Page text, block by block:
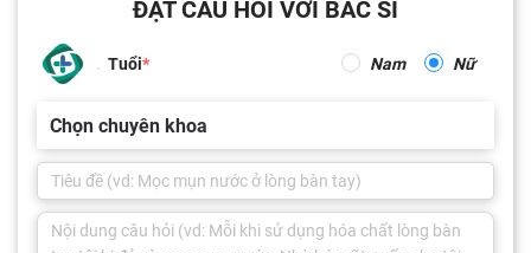
ĐẶT CÂU HỎI VỚI BÁC SĨ
Tuổi Nam Nữ
Chọn chuyên khoa